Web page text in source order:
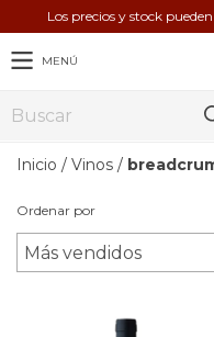
Los precios y stock
MENÚ
Inicio / Vinos /
Ordenar por